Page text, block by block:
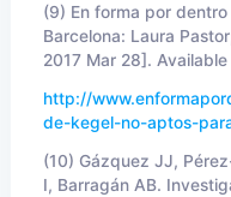
(9) En forma por
Barcelona: Laura
2017 Mar 28]. Available
http://
de-kegel-no-aptos-
(10) Gázquez JJ,
I, Barragán AB.